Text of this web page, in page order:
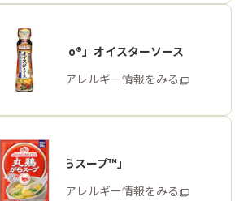
「Cook Do®」オイスターソース
商品・アレルギー情報をみる
「丸鶏がらスープ™」
商品・アレルギー情報をみる